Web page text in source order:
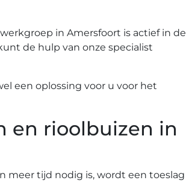
in Amersfoort is actief in de
de hulp van onze specialist
een oplossing voor u voor het
en rioolbuizen in
meer tijd nodig is, wordt een toeslag